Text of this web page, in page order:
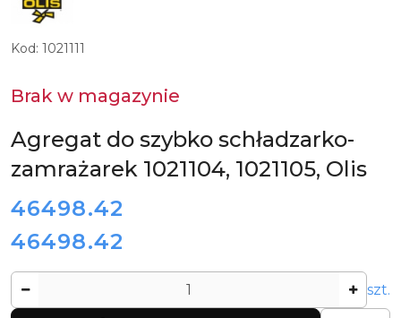
PROFESJONALNYCH
MODUŁOWYCH
URZĄDZEŃ
GRZEWCZYCH
OLIS
ALI
Kod: 1021111
Brak w magazynie
Agregat do szybko schładzarko-
zamrażarek 1021104, 1021105, Olis
cena:
46498.42
Cena:
46498.42
szt.